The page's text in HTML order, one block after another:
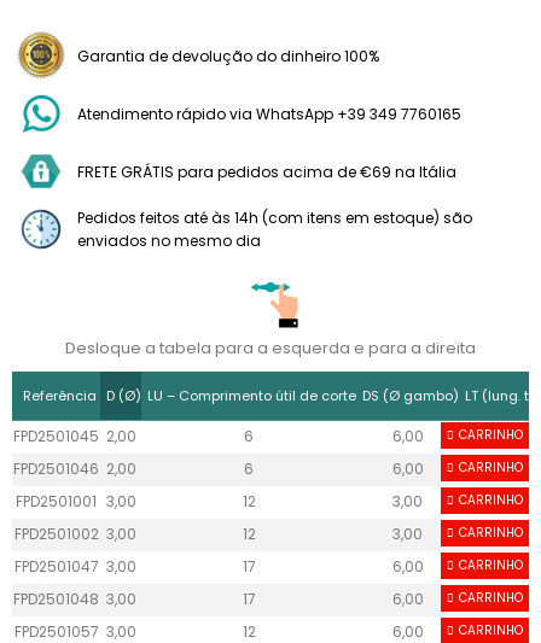
Garantia de devolução do dinheiro 100%
Atendimento rápido via WhatsApp +39 349 7760165
FRETE GRÁTIS para pedidos acima de €69 na Itália
Pedidos feitos até às 14h (com itens em estoque) são
enviados no mesmo dia
Desloque a tabela para a esquerda e para a direita
Referência D (Ø) LU – Comprimento útil de corte DS (Ø gambo) LT (lung.
FPD2501045 2,00 6 6,00 50,00
CARRINHO
FPD2501046 2,00 6 6,00 50,00
CARRINHO
FPD2501001 3,00 12 3,00 50,00
CARRINHO
FPD2501002 3,00 12 3,00 50,00
CARRINHO
FPD2501047 3,00 17 6,00 60,00
CARRINHO
FPD2501048 3,00 17 6,00 60,00
CARRINHO
FPD2501057 3,00 12 6,00 50,00
CARRINHO